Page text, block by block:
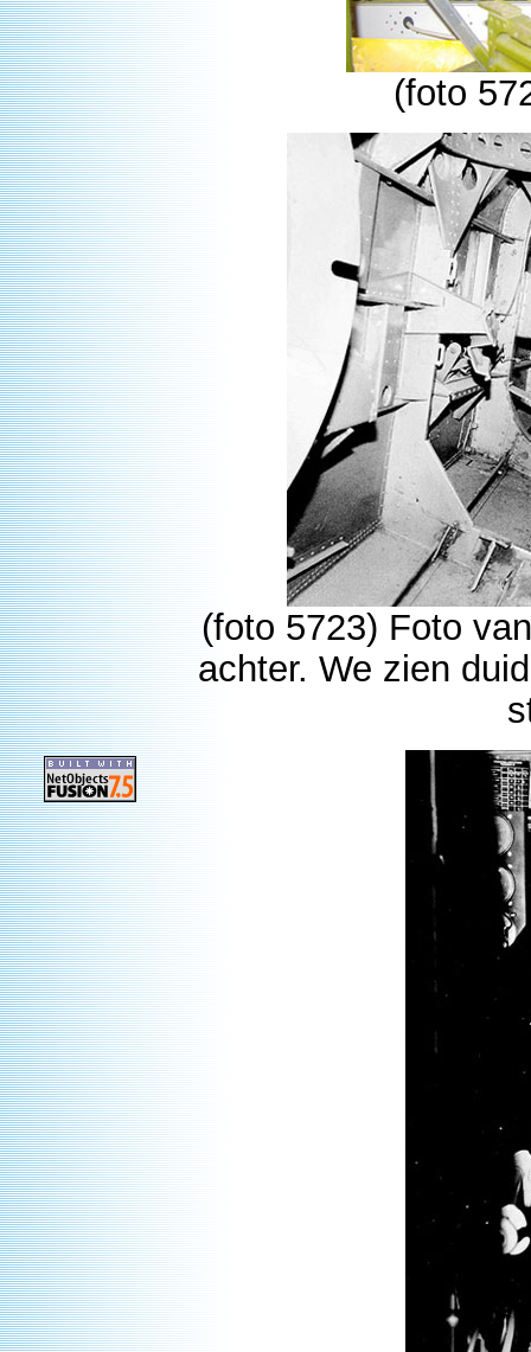
(foto
(foto 5723) Foto
achter. We zien